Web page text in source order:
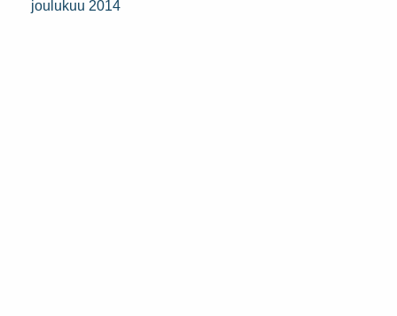
joulukuu 2014